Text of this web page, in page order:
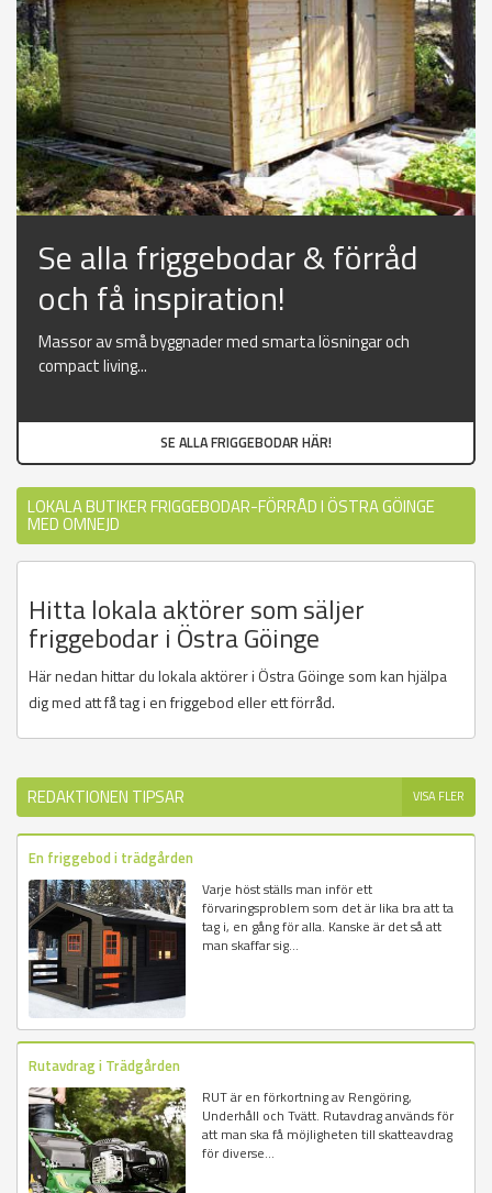
Se alla friggebodar & förråd
och få inspiration!
Massor av små byggnader med smarta lösningar och
compact living...
SE ALLA FRIGGEBODAR HÄR!
LOKALA BUTIKER FRIGGEBODAR-FÖRRÅD I ÖSTRA GÖINGE
MED OMNEJD
Hitta lokala aktörer som säljer
friggebodar i Östra Göinge
Här nedan hittar du lokala aktörer i Östra Göinge som kan hjälpa
dig med att få tag i en friggebod eller ett förråd.
REDAKTIONEN TIPSAR VISA FLER
En friggebod i trädgården
Varje höst ställs man inför ett
förvaringsproblem som det är lika bra att ta
tag i, en gång för alla. Kanske är det så att
man skaffar sig...
Rutavdrag i Trädgården
RUT är en förkortning av Rengöring,
Underhåll och Tvätt. Rutavdrag används för
att man ska få möjligheten till skatteavdrag
för diverse...